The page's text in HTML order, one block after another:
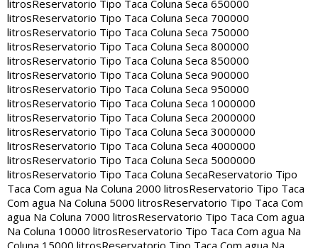
litrosReservatorio Tipo Taca Coluna Seca 650000
litrosReservatorio Tipo Taca Coluna Seca 700000
litrosReservatorio Tipo Taca Coluna Seca 750000
litrosReservatorio Tipo Taca Coluna Seca 800000
litrosReservatorio Tipo Taca Coluna Seca 850000
litrosReservatorio Tipo Taca Coluna Seca 900000
litrosReservatorio Tipo Taca Coluna Seca 950000
litrosReservatorio Tipo Taca Coluna Seca 1000000
litrosReservatorio Tipo Taca Coluna Seca 2000000
litrosReservatorio Tipo Taca Coluna Seca 3000000
litrosReservatorio Tipo Taca Coluna Seca 4000000
litrosReservatorio Tipo Taca Coluna Seca 5000000
litrosReservatorio Tipo Taca Coluna SecaReservatorio Tipo
Taca Com agua Na Coluna 2000 litrosReservatorio Tipo Taca
Com agua Na Coluna 5000 litrosReservatorio Tipo Taca Com
agua Na Coluna 7000 litrosReservatorio Tipo Taca Com agua
Na Coluna 10000 litrosReservatorio Tipo Taca Com agua Na